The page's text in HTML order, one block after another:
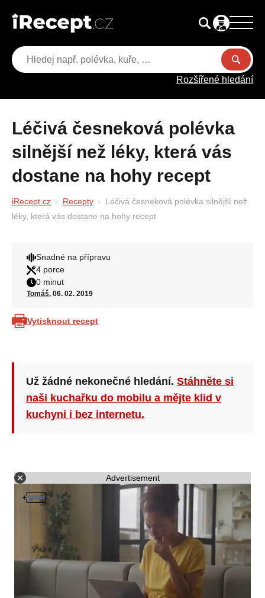
Rozšířené hledání
Léčivá česneková polévka
silnější než léky, která vás
dostane na hohy recept
iRecept.cz Recepty
Léčivá česneková polévka silnější než
léky, která vás dostane na hohy recept
Snadné na přípravu
4 porce
0 minut
Tomáš, 06. 02. 2019
Vytisknout recept
Už žádné nekonečné hledání. Stáhněte si
naši kuchařku do mobilu a mějte klid v
kuchyni i bez internetu.
Advertisement